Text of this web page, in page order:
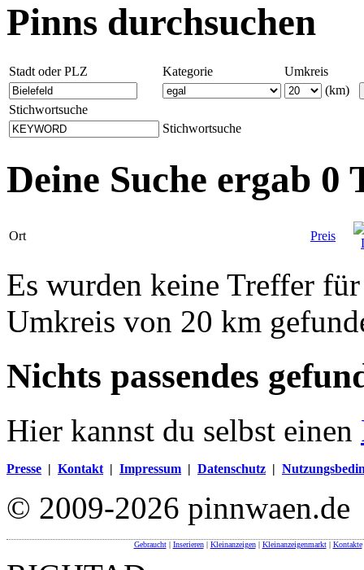
Pinns durchsuchen
Stadt oder PLZ Kategorie
Umkreis
(km)
Stichwortsuche
Stichwortsuche
Deine Suche ergab 0
Ort Preis
Es wurden keine Treffer
Umkreis von 20 km
Nichts passendes
Hier kannst du selbst einen
Presse | Kontakt | Impressum | Datenschutz |
© 2009-2026 pinnwaen.de
Gebraucht| Inserieren| Kleinanzeigen| Kleinanzeigenmarkt| Kontakte